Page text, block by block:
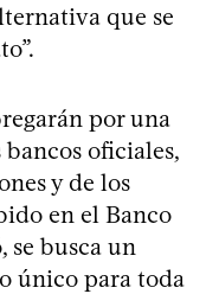
que se
por una
oficiales,
y de los
en el Banco
se busca un
único para toda